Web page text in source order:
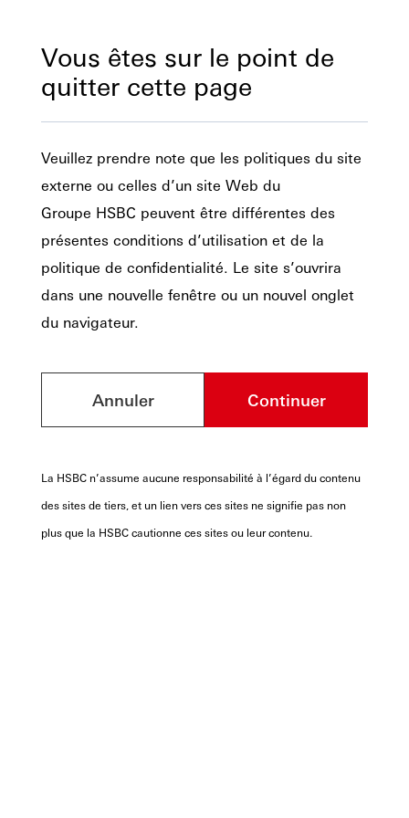
Vous êtes sur le point de
quitter cette page
Veuillez prendre note que les politiques du site
externe ou celles d’un site Web du
Groupe HSBC peuvent être différentes des
présentes conditions d’utilisation et de la
politique de confidentialité. Le site s’ouvrira
dans une nouvelle fenêtre ou un nouvel onglet
du navigateur.
Annuler Continuer
La HSBC n’assume aucune responsabilité à l’égard du contenu
des sites de tiers, et un lien vers ces sites ne signifie pas non
plus que la HSBC cautionne ces sites ou leur contenu.